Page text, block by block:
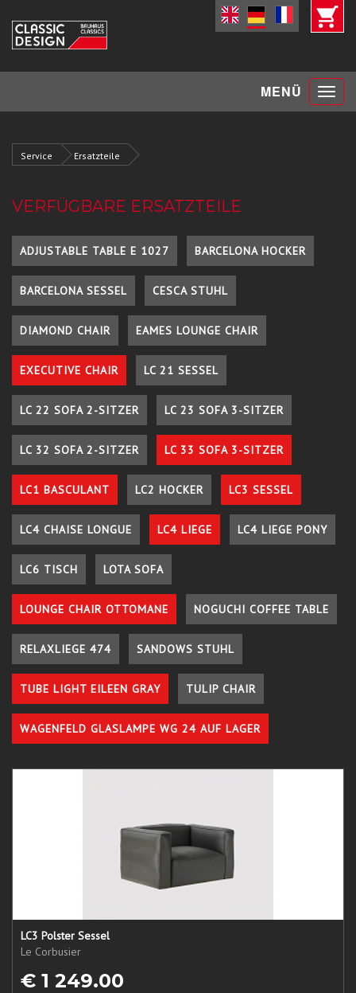
MENÜ Toggle
Service Ersatzteile
VERFÜGBARE ERSATZTEILE
ADJUSTABLE TABLE E 1027 BARCELONA HOCKER
BARCELONA SESSEL CESCA STUHL
DIAMOND CHAIR EAMES LOUNGE CHAIR
EXECUTIVE CHAIR LC 21 SESSEL
LC 22 SOFA 2-SITZER LC 23 SOFA 3-SITZER
LC 32 SOFA 2-SITZER LC 33 SOFA 3-SITZER
LC1 BASCULANT LC2 HOCKER LC3 SESSEL
LC4 CHAISE LONGUE LC4 LIEGE LC4 LIEGE PONY
LC6 TISCH LOTA SOFA
LOUNGE CHAIR OTTOMANE NOGUCHI COFFEE TABLE
RELAXLIEGE 474 SANDOWS STUHL
TUBE LIGHT EILEEN GRAY TULIP CHAIR
WAGENFELD GLASLAMPE WG 24 AUF LAGER
LC3 Polster Sessel
Le Corbusier
€ 1 249.00